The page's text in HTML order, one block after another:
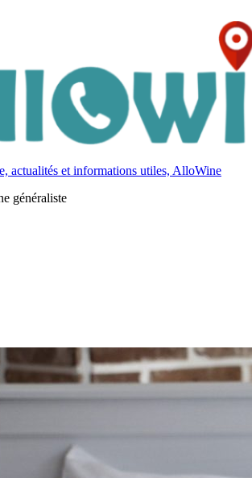
actualités et informations utiles, AlloWine
généraliste